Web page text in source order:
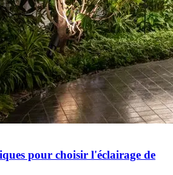
pour choisir l'éclairage de